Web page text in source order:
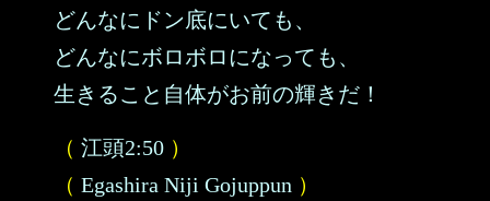
どんなにドン底にいても、
どんなにボロボロになっても、
生きること自体がお前の輝きだ！
（ 江頭2:50 ）
（ Egashira Niji Gojuppun ）